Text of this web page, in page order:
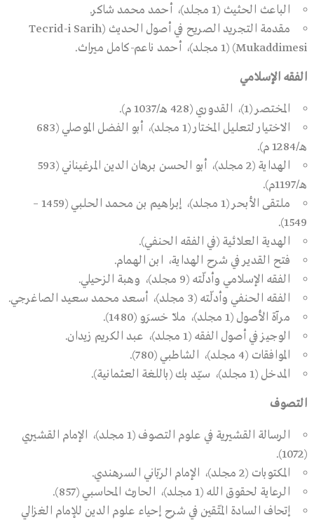
الباعث الحثيث (1 مجلد)، أحمد محمد شاكر.
مقدمة التجريد الصريح في أصول الحديث (Tecrid-i Sarih
Mukaddimesi) (1 مجلد)، أحمد ناعم-كامل ميراث.
الفقه الإسلامي
المختصر (1)، القدوري (428 هـ/1037 م).
الاختيار لتعليل المختار (1 مجلد)، أبو الفضل الموصلي (683
هـ/1284 م).
الهداية (2 مجلد)، أبو الحسن برهان الدين المرغيناني (593
هـ/1197م).
ملتقى الأبحر (1 مجلد)، إبراهيم بن محمد الحلبي (1459 –
1549).
الهدية العلائية (في الفقه الحنفي).
فتح القدير في شرح الهداية، ابن الهمام.
الفقه الإسلامي وأدلّته (9 مجلد)، وهبة الزحيلي.
الفقه الحنفي وأدلّته (3 مجلد)، أسعد محمد سعيد الصاغرجي.
مرآة الأصول (1 مجلد)، ملاّ خسرَو (1480).
الوجيز في أصول الفقه (1 مجلد)، عبد الكريم زيدان.
الموافقات (4 مجلد)، الشاطبي (780).
المدخل (1 مجلد)، سيّد بك (باللغة العثمانية).
التصوف
الرسالة القشيرية في علوم التصوف (1 مجلد)، الإمام القشيري
(1072).
المكتوبات (2 مجلد)، الإمام الربّاني السرهندي.
الرعاية لحقوق الله (1 مجلد)، الحارث المحاسبي (857).
إتحاف السادة المتّقين في شرح إحياء علوم الدين للإمام الغزالي